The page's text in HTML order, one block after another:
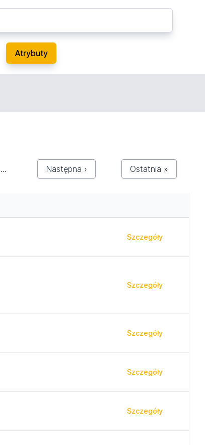
Atrybuty
… Następna › Ostatnia »
Szczegóły
Szczegóły
Szczegóły
Szczegóły
Szczegóły